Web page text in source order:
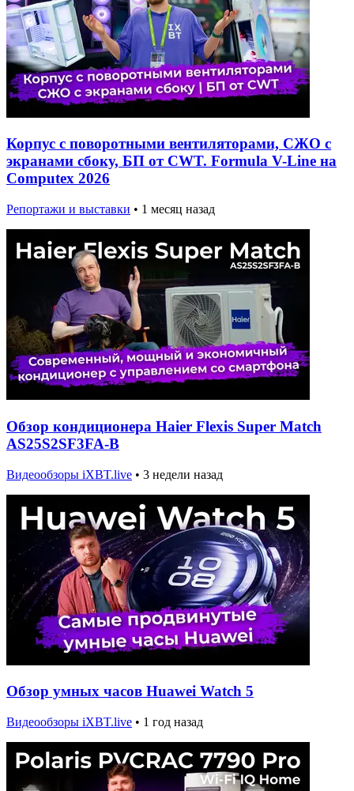
Корпус с поворотными вентиляторами, СЖО с
экранами сбоку, БП от CWT. Formula V-Line на
Computex 2026
Репортажи и выставки • 1 месяц назад
Обзор кондиционера Haier Flexis Super Match
AS25S2SF3FA-B
Видеообзоры iXBT.live • 3 недели назад
Обзор умных часов Huawei Watch 5
Видеообзоры iXBT.live • 1 год назад